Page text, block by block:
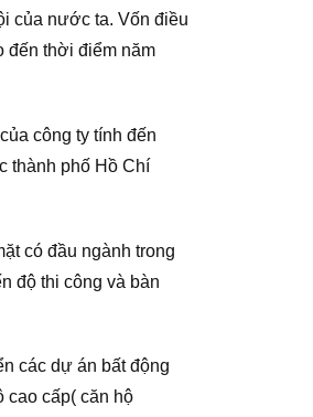
của nước ta. Vốn điều
đến thời điểm năm
công ty tính đến
thành phố Hồ Chí
có đầu ngành trong
độ thi công và bàn
các dự án bất động
cao cấp( căn hộ